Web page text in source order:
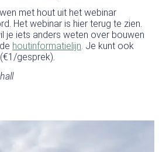
met hout uit het webinar
Het webinar is hier terug te zien.
je iets anders weten over bouwen
houtinformatielijn. Je kunt ook
gesprek).